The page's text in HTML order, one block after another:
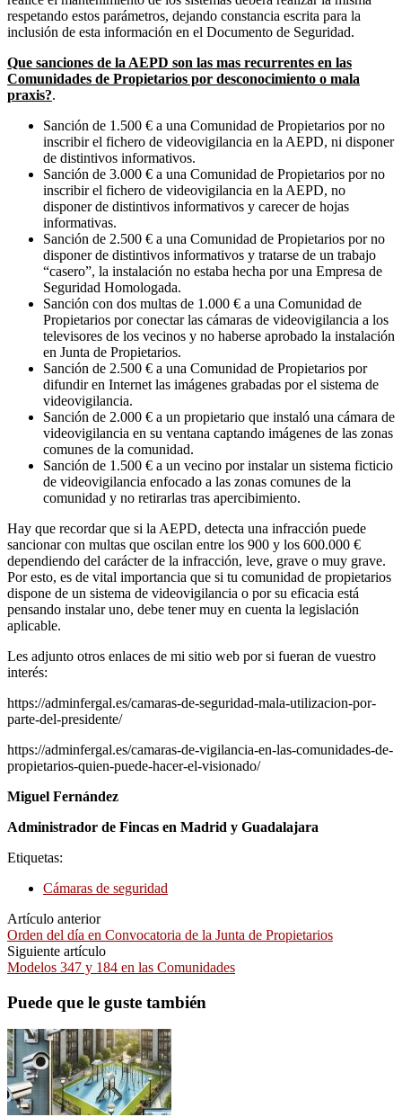
respetando estos parámetros, dejando constancia escrita para la
inclusión de esta información en el Documento de Seguridad.
Que sanciones de la AEPD son las mas recurrentes en las
Comunidades de Propietarios por desconocimiento o mala
praxis?.
Sanción de 1.500 € a una Comunidad de Propietarios por no
inscribir el fichero de videovigilancia en la AEPD, ni disponer
de distintivos informativos.
Sanción de 3.000 € a una Comunidad de Propietarios por no
inscribir el fichero de videovigilancia en la AEPD, no
disponer de distintivos informativos y carecer de hojas
informativas.
Sanción de 2.500 € a una Comunidad de Propietarios por no
disponer de distintivos informativos y tratarse de un trabajo
“casero”, la instalación no estaba hecha por una Empresa de
Seguridad Homologada.
Sanción con dos multas de 1.000 € a una Comunidad de
Propietarios por conectar las cámaras de videovigilancia a los
televisores de los vecinos y no haberse aprobado la instalación
en Junta de Propietarios.
Sanción de 2.500 € a una Comunidad de Propietarios por
difundir en Internet las imágenes grabadas por el sistema de
videovigilancia.
Sanción de 2.000 € a un propietario que instaló una cámara de
videovigilancia en su ventana captando imágenes de las zonas
comunes de la comunidad.
Sanción de 1.500 € a un vecino por instalar un sistema ficticio
de videovigilancia enfocado a las zonas comunes de la
comunidad y no retirarlas tras apercibimiento.
Hay que recordar que si la AEPD, detecta una infracción puede
sancionar con multas que oscilan entre los 900 y los 600.000 €
dependiendo del carácter de la infracción, leve, grave o muy grave.
Por esto, es de vital importancia que si tu comunidad de propietarios
dispone de un sistema de videovigilancia o por su eficacia está
pensando instalar uno, debe tener muy en cuenta la legislación
aplicable.
Les adjunto otros enlaces de mi sitio web por si fueran de vuestro
interés:
https://adminfergal.es/camaras-de-seguridad-mala-utilizacion-por-
parte-del-presidente/
https://adminfergal.es/camaras-de-vigilancia-en-las-comunidades-de-
propietarios-quien-puede-hacer-el-visionado/
Miguel Fernández
Administrador de Fincas en Madrid y Guadalajara
Etiquetas:
Cámaras de seguridad
Artículo anterior
Orden del día en Convocatoria de la Junta de Propietarios
Siguiente artículo
Modelos 347 y 184 en las Comunidades
Puede que le guste también